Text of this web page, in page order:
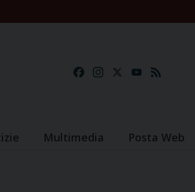
FacebookInstagramYouTube
Multimedia Posta Web